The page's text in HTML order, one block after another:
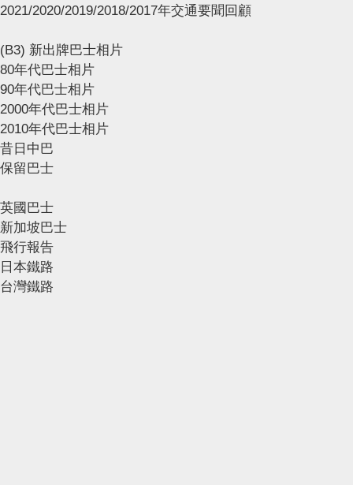
2021/2020/2019/2018/2017年交通要聞回顧
(B3) 新出牌巴士相片
80年代巴士相片
90年代巴士相片
2000年代巴士相片
2010年代巴士相片
昔日中巴
保留巴士
英國巴士
新加坡巴士
飛行報告
日本鐵路
台灣鐵路